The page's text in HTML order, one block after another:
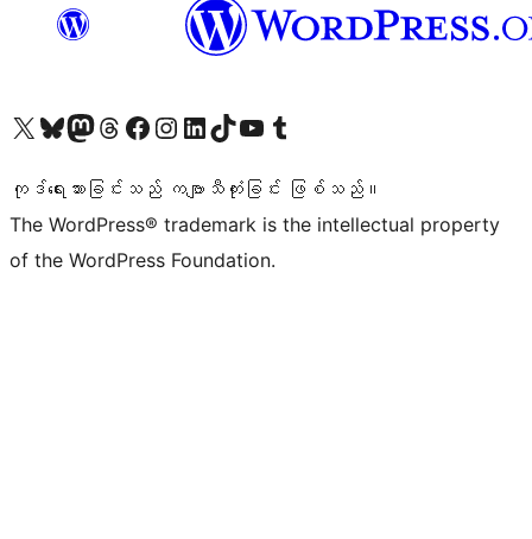
ကျွန်ုပ်တို့၏ X (ယခင် Twitter) အကောင့်သို့ သွားရောက်ကြည့်ရှုပါကျွန်ုပ်တို့၏ Bluesky အကောင့်သို့ ဝင်ရောက်ကြည့်ရှုရန်
ကျွန်ုပ်တို့၏ Mastodon အကောင့်သို့ သွားရောက်ကြည့်ရှုပါကျွန်ုပ်တို့၏ Threads အကောင့်သို့ ဝင်ရောက်ကြည့်ရှုရန်
ကျွန်ုပ်တို့၏ Facebook စာမျက်နှာသို့ သွားရောက်ကြည့်ရှုပါကျွန်ုပ်တို့၏ Instagram အကောင့်သို့ သွားရောက်ကြည့်ရှုပါ ကျွန်ုပ်တို့၏ LinkedIn အကောင့်သို့ သွားရောက်ကြည့်ရှုပါကျွန်ုပ်တို့၏ TikTok အကောင့်သို့ ဝင်ရောက်ကြည့်ရှုရန်
ကျွန်ုပ်တို့၏ YouTube ချန်နယ်သို့ သွားရောက်ကြည့်ရှုပါ ကျွန်ုပ်တို့၏ Tumblr အကောင့်သို့ ဝင်ရောက်ကြည့်ရှုရန်
ကုဒ်ရေးသားခြင်းသည် ကဗျာသီကုံးခြင်း ဖြစ်သည်။
The WordPress® trademark is the intellectual property
of the WordPress Foundation.